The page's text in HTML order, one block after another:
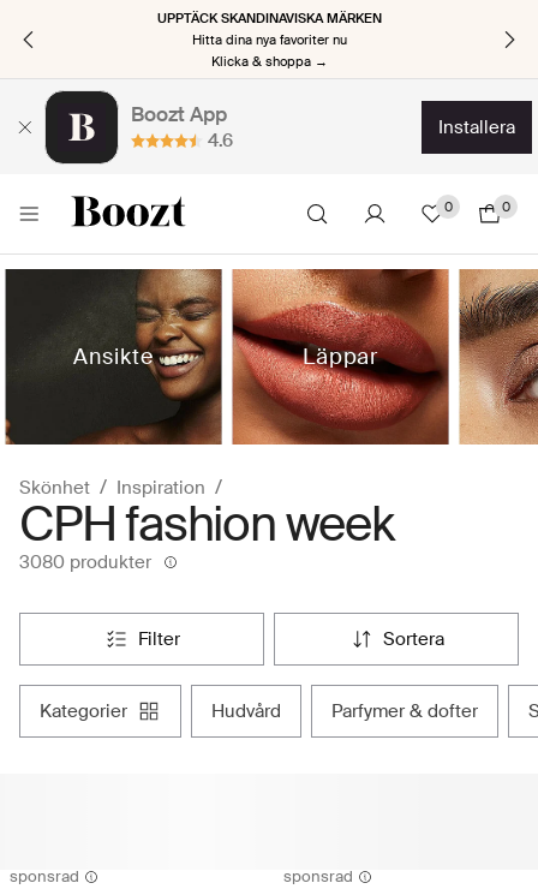
TILLBAKA TILL JOBBET, TILLBAKA MED STIL
Kickstarta den nya säsongen
Klicka & shoppa nu →
Boozt App
4.6
installera
0 0
Ansikte Läppar
Skönhet Inspiration
CPH fashion week
3080 produkter
filter sortera
kategorier hudvård parfymer & dofter
sponsrad sponsrad